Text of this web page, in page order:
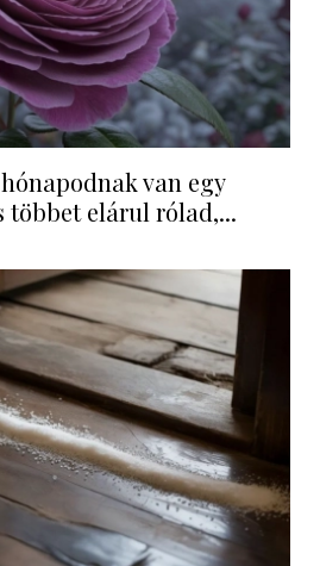
van egy
többet elárul rólad,...